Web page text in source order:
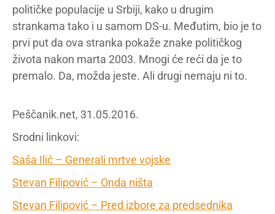
političke populacije u Srbiji, kako u drugim
strankama tako i u samom DS-u. Međutim, bio je to
prvi put da ova stranka pokaže znake političkog
života nakon marta 2003. Mnogi će reći da je to
premalo. Da, možda jeste. Ali drugi nemaju ni to.
Peščanik.net, 31.05.2016.
Srodni linkovi:
Saša Ilić – Generali mrtve vojske
Stevan Filipović – Onda ništa
Stevan Filipović – Pred izbore za predsednika